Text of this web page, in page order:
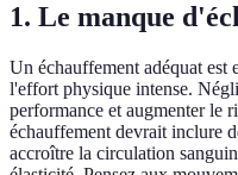
1. Le manque
Un échauffement adéquat est
l'effort physique intense.
performance et augmenter le
échauffement devrait inclure
accroître la circulation